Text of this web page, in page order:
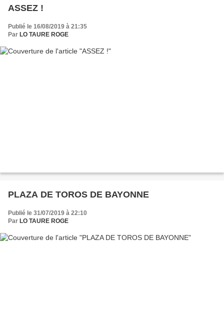
ASSEZ !
Publié le 16/08/2019 à 21:35
Par LO TAURE ROGE
PLAZA DE TOROS DE BAYONNE
Publié le 31/07/2019 à 22:10
Par LO TAURE ROGE